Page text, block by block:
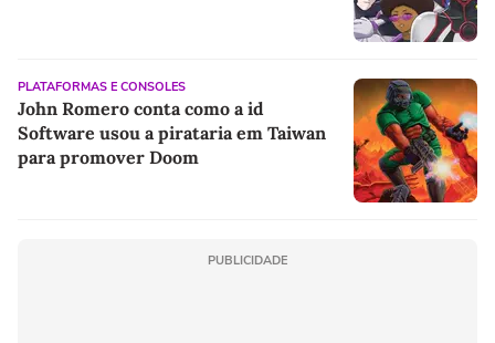
PLATAFORMAS E CONSOLES
John Romero conta como a id
Software usou a pirataria em Taiwan
para promover Doom
PUBLICIDADE